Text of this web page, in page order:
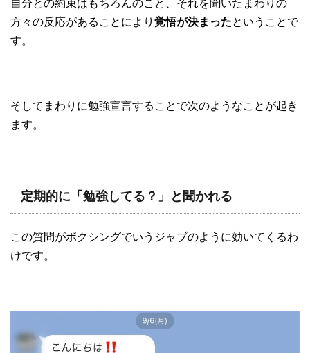
自分との約束はもちろんのこと、それを聞いたまわりの
方々の反応があることにより 覚悟が決まったということで
す。
そしてまわりに勉強宣言することで次のようなことが起き
ます。
定期的に「勉強してる？」と聞かれる
この質問がボクシングでいうジャブのように効いてくるわ
けです。